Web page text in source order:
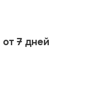
от 7 дней